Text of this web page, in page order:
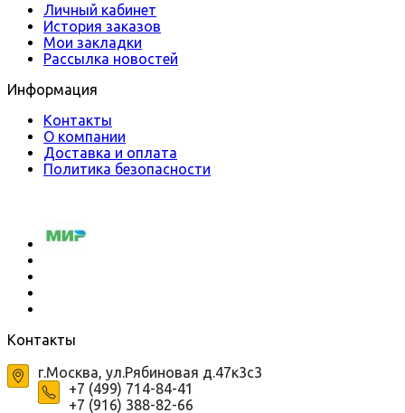
Личный кабинет
История заказов
Мои закладки
Рассылка новостей
Информация
Контакты
О компании
Доставка и оплата
Политика безопасности
Контакты
г.Москва, ул.Рябиновая д.47к3с3
+7 (499) 714-84-41
+7 (916) 388-82-66